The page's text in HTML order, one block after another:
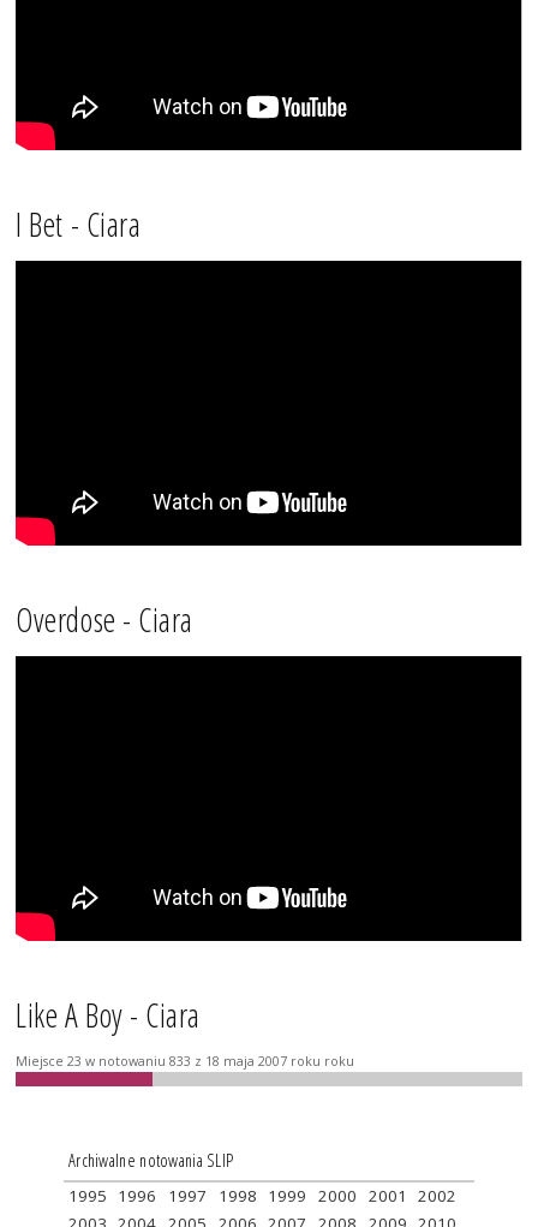
I Bet - Ciara
Overdose - Ciara
Like A Boy - Ciara
Miejsce 23 w notowaniu 833 z 18 maja 2007 roku roku
Archiwalne notowania SLIP
1995 1996 1997 1998 1999 2000 2001
2002